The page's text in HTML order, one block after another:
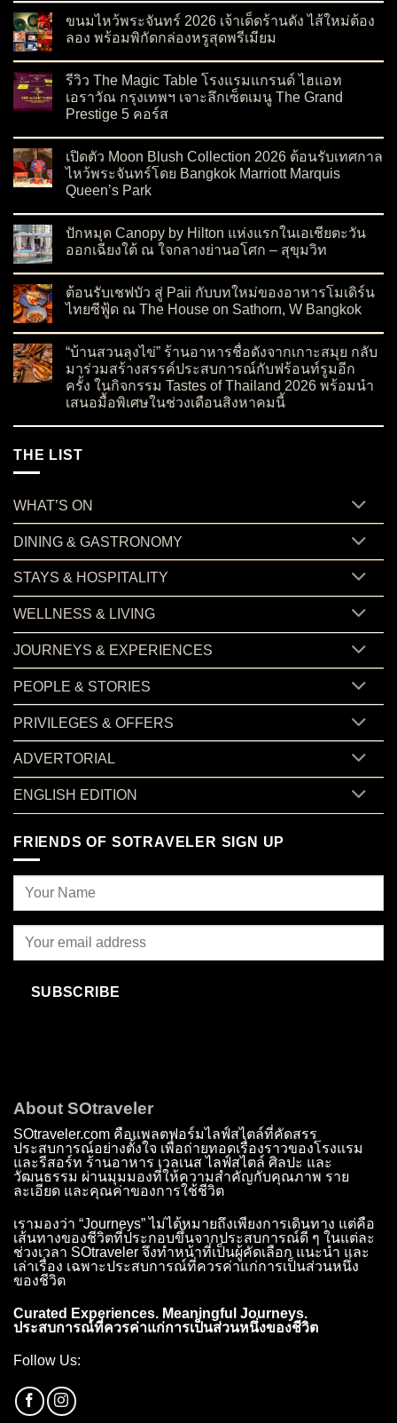
ขนมไหว้พระจันทร์ 2026 เจ้าเด็ดร้านดัง ไส้ใหม่ต้อง
ลอง พร้อมพิกัดกล่องหรูสุดพรีเมียม
รีวิว The Magic Table โรงแรมแกรนด์ ไฮแอท
เอราวัณ กรุงเทพฯ เจาะลึกเซ็ตเมนู The Grand
Prestige 5 คอร์ส
เปิดตัว Moon Blush Collection 2026 ต้อนรับเทศกาล
ไหว้พระจันทร์โดย Bangkok Marriott Marquis
Queen’s Park
ปักหมุด Canopy by Hilton แห่งแรกในเอเชียตะวัน
ออกเฉียงใต้ ณ ใจกลางย่านอโศก – สุขุมวิท
ต้อนรับเชฟบัว สู่ Paii กับบทใหม่ของอาหารโมเดิร์น
ไทยซีฟู้ด ณ The House on Sathorn, W Bangkok
“บ้านสวนลุงไข่” ร้านอาหารชื่อดังจากเกาะสมุย กลับ
มาร่วมสร้างสรรค์ประสบการณ์กับฟร้อนท์รูมอีก
ครั้ง ในกิจกรรม Tastes of Thailand 2026 พร้อมนำ
เสนอมื้อพิเศษในช่วงเดือนสิงหาคมนี้
THE LIST
WHAT’S ON
DINING & GASTRONOMY
STAYS & HOSPITALITY
WELLNESS & LIVING
JOURNEYS & EXPERIENCES
PEOPLE & STORIES
PRIVILEGES & OFFERS
ADVERTORIAL
ENGLISH EDITION
FRIENDS OF SOTRAVELER SIGN UP
SUBSCRIBE
About SOtraveler
SOtraveler.com คือแพลตฟอร์มไลฟ์สไตล์ที่คัดสรร
ประสบการณ์อย่างตั้งใจ เพื่อถ่ายทอดเรื่องราวของโรงแรม
และรีสอร์ท ร้านอาหาร เวลเนส ไลฟ์สไตล์ ศิลปะ และ
วัฒนธรรม ผ่านมุมมองที่ให้ความสำคัญกับคุณภาพ ราย
ละเอียด และคุณค่าของการใช้ชีวิต
เรามองว่า “Journeys” ไม่ได้หมายถึงเพียงการเดินทาง แต่คือ
เส้นทางของชีวิตที่ประกอบขึ้นจากประสบการณ์ดี ๆ ในแต่ละ
ช่วงเวลา SOtraveler จึงทำหน้าที่เป็นผู้คัดเลือก แนะนำ และ
เล่าเรื่อง เฉพาะประสบการณ์ที่ควรค่าแก่การเป็นส่วนหนึ่ง
ของชีวิต
Curated Experiences. Meaningful Journeys.
ประสบการณ์ที่ควรค่าแก่การเป็นส่วนหนึ่งของชีวิต
Follow Us: